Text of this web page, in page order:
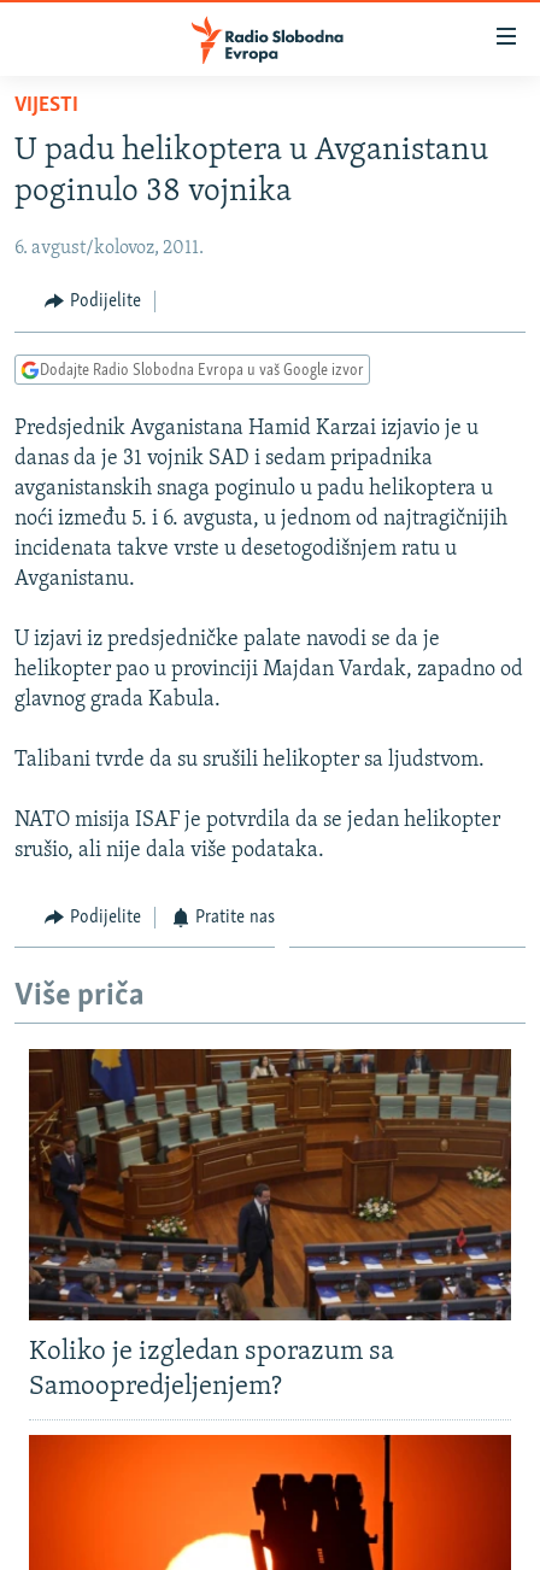
Pređite
glavni
sadržaj
Pređite
na
navigaciju
Pređite
na
BOSNA I HERCEGOVINA
SRBIJA
KOSOVO
CRNA GORA
VIDEO
FOTOGALERIJE
INFOGRAFIKE
PODCASTI
RAT U UKRAJINI
KINA NA BALKANU
RSE PRIČE IZ SVIJETA
ISPRIČAJ MI
SPECIJALI RSE
VIŠE OD NASLOVA
TV LIBERTY
POST SCRIPTUM
MOJA EVROPA
TRI DECENIJE OD RATA U BIH
SVE KARTE DEJTONA
PRATITE NAS
Sve RFE/RL stranice
VIJESTI
U padu helikoptera u Avganistanu
poginulo 38 vojnika
6. avgust/kolovoz, 2011.
Podijelite
Dodajte Radio Slobodna Evropa u vaš Google izvor
Predsjednik Avganistana Hamid Karzai izjavio je u
danas da je 31 vojnik SAD i sedam pripadnika
avganistanskih snaga poginulo u padu helikoptera u
noći između 5. i 6. avgusta, u jednom od najtragičnijih
incidenata takve vrste u desetogodišnjem ratu u
Avganistanu.
U izjavi iz predsjedničke palate navodi se da je
helikopter pao u provinciji Majdan Vardak, zapadno od
glavnog grada Kabula.
Talibani tvrde da su srušili helikopter sa ljudstvom.
NATO misija ISAF je potvrdila da se jedan helikopter
srušio, ali nije dala više podataka.
Podijelite Pratite nas
Više priča
Koliko je izgledan sporazum sa
Samoopredjeljenjem?